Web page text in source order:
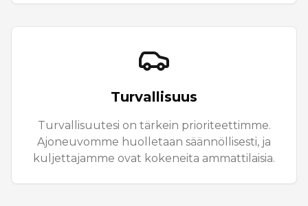
Turvallisuus
Turvallisuutesi on tärkein prioriteettimme.
Ajoneuvomme huolletaan säännöllisesti, ja
kuljettajamme ovat kokeneita ammattilaisia.